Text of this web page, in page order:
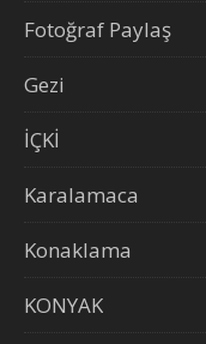
Fotoğraf Paylaş
Gezi
İÇKİ
Karalamaca
Konaklama
KONYAK